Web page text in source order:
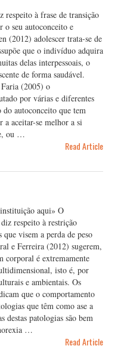
respeito à frase de transição
o seu autoconceito e
(2012) adolescer trata-se de
que o indivíduo adquira
delas interpessoais, o
de forma saudável.
(2005) o
por várias e diferentes
do autoconceito que tem
a aceitar-se melhor a si
ou …
Read Article
aqui» O
respeito à restrição
visem a perda de peso
e Ferreira (2012) sugerem,
corporal é extremamente
isto é, por
e ambientais. Os
que o comportamento
que têm como ase a
destas patologias são bem
…
Read Article